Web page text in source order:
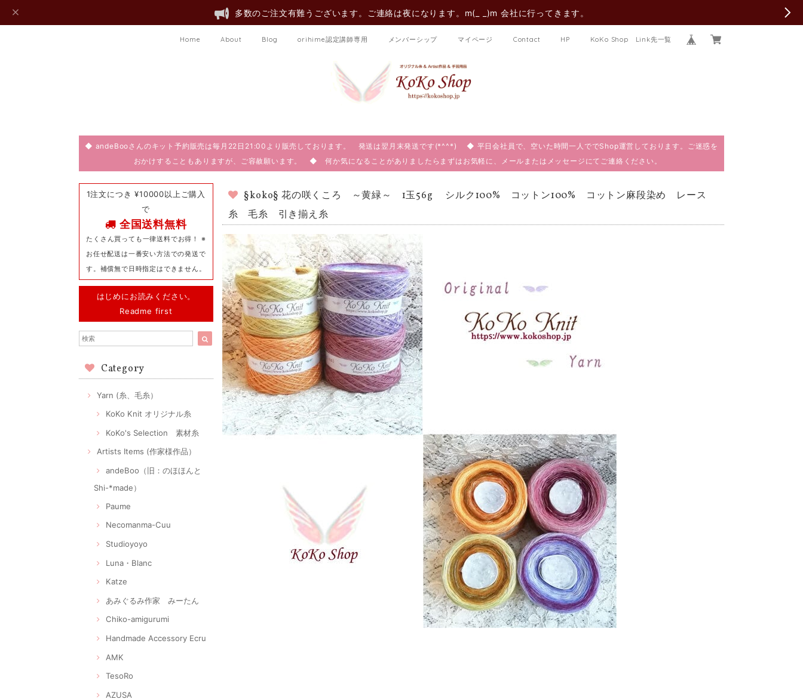
多数のご注文有難うございます。ご連絡は夜になります。m(_ _)m 会社に行ってきます。
Home About Blog orihime認定講師専用 メンバーシップ マイページ Contact HP KoKo Shop Link先一覧
◆ andeBooさんのキット予約販売は毎月22日21:00より販売しております。 発送は翌月末発送です(*^^*) ◆ 平日会社員で、空いた時間一人ででShop運営しております。ご迷惑を
おかけすることもありますが、ご容赦願います。 ◆ 何か気になることがありましたらまずはお気軽に、メールまたはメッセージにてご連絡ください。
1注文につき ¥10000以上ご購入
で
全国送料無料
たくさん買っても一律送料でお得！ ※
お任せ配送は一番安い方法での発送で
す。補償無で日時指定はできません。
はじめにお読みください。
Readme first
Category
Yarn (糸、毛糸）
KoKo Knit オリジナル糸
KoKo's Selection 素材糸
Artists Items (作家様作品）
andeBoo（旧：のほほんと
Shi-*made）
Paume
Necomanma-Cuu
Studioyoyo
Luna・Blanc
Katze
あみぐるみ作家 みーたん
Chiko-amigurumi
Handmade Accessory Ecru
AMK
TesoRo
AZUSA
§koko§ 花の咲くころ ～黄緑～ 1玉56g シルク100% コットン100% コットン麻段染め レース
糸 毛糸 引き揃え糸